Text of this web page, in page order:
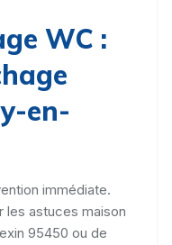
WC :
en-
immédiate.
les astuces maison
95450 ou de